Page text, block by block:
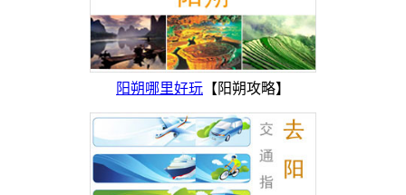
阳朔哪里好玩 【阳朔攻略】